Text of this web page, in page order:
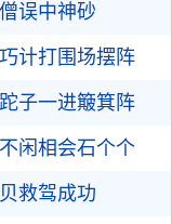
误中神砂
计打围场摆阵
子一进簸箕阵
闲相会石个个
救驾成功